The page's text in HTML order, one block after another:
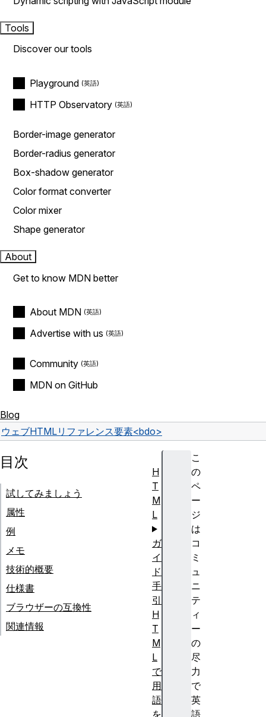
Tools
Discover our tools
Playground
HTTP Observatory
Border-image generator
Border-radius generator
Box-shadow generator
Color format converter
Color mixer
Shape generator
About
Get to know MDN better
About MDN
Advertise with us
Community
MDN on GitHub
Blog
ウェブHTMLリファレンス要素<bdo>
こ
の
ペ
ー
ジ
は
コ
ミ
ュ
ニ
テ
ィ
ー
の
尽
力
で
英
語
目次
試してみましょう
属性
例
メモ
技術的概要
仕様書
ブラウザーの互換性
関連情報
H
T
M
L
ガ
イ
ド
手
引
H
T
M
L
で
用
語
を